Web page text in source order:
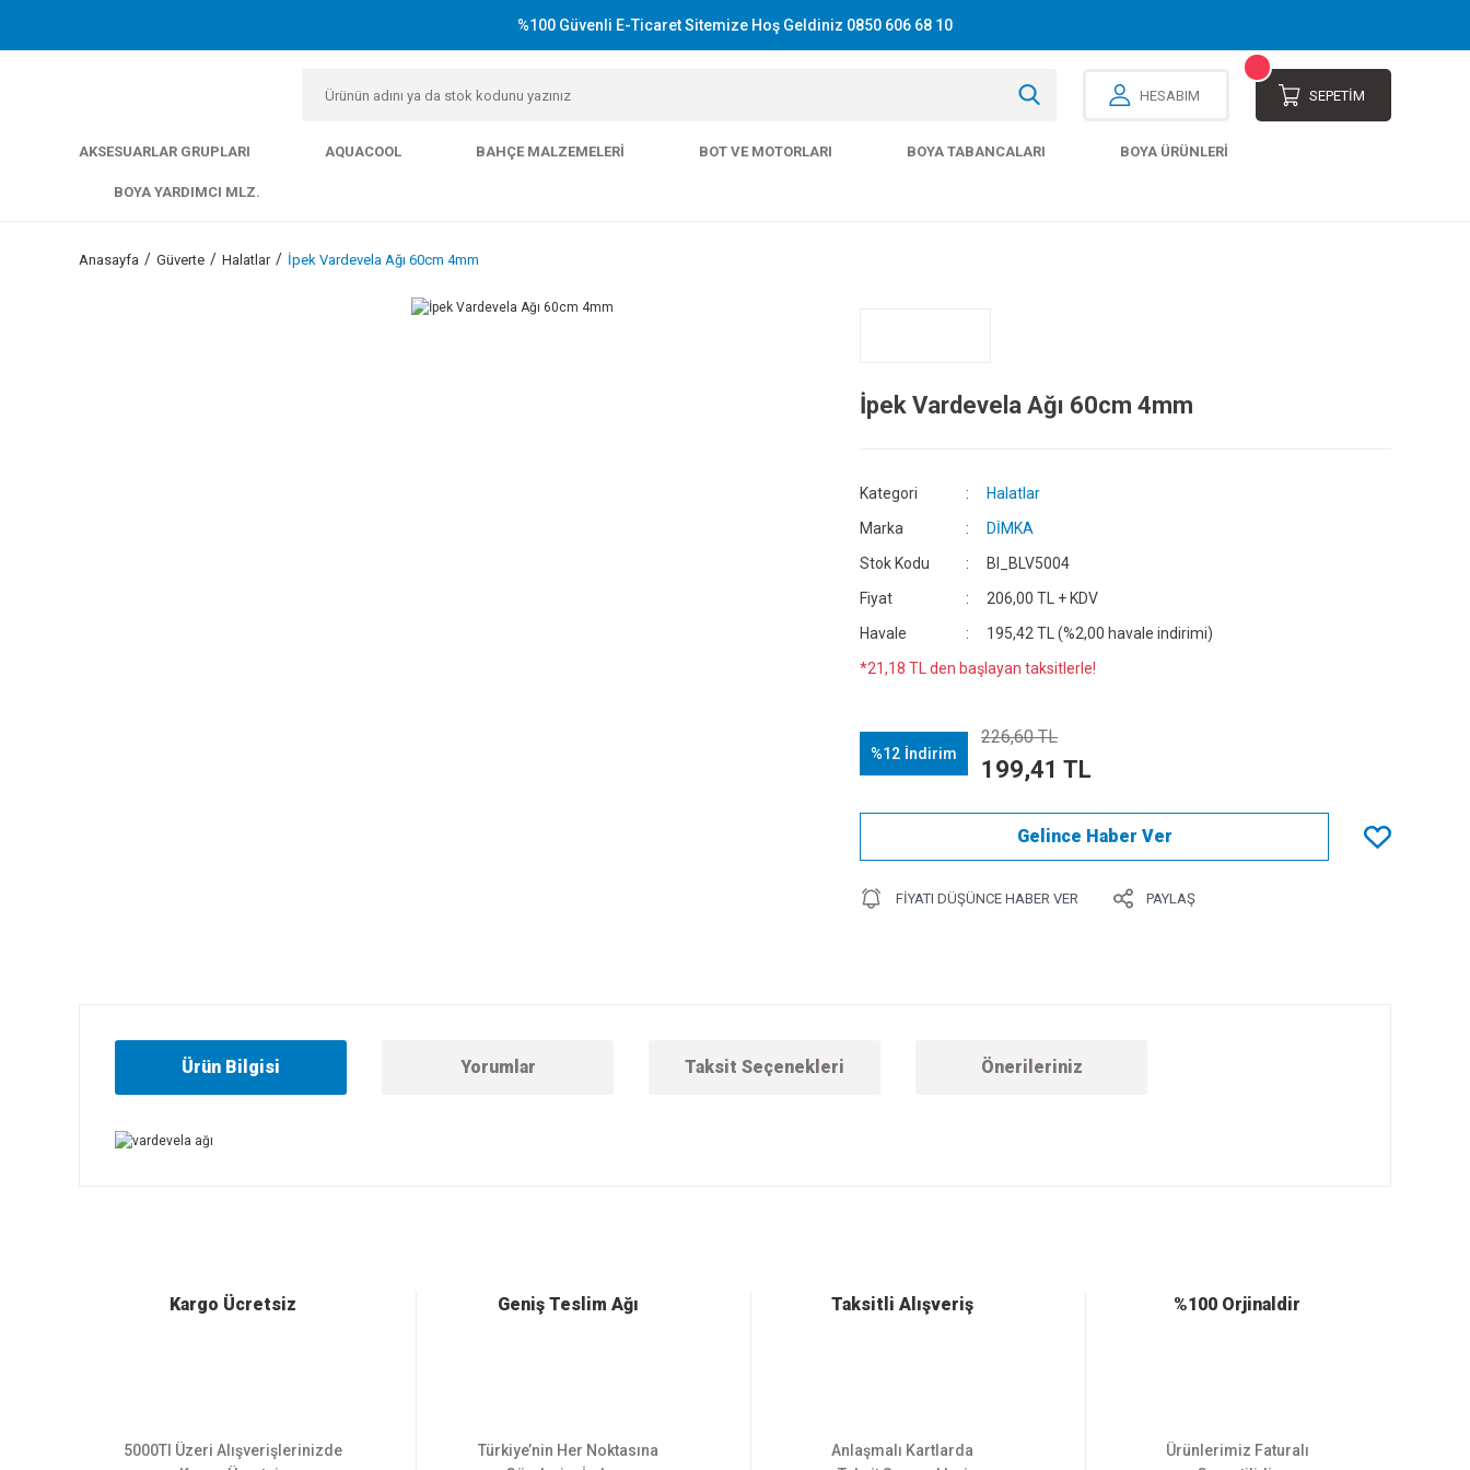
%100 Güvenli E-Ticaret Sitemize Hoş Geldiniz 0850 606 68 10
HESABIM SEPETİM
AKSESUARLAR GRUPLARI AQUACOOL BAHÇE MALZEMELERI BOT VE MOTORLARI BOYA TABANCALARI BOYA ÜRÜNLERI
BOYA YARDIMCI MLZ.
Anasayfa Güverte Halatlar İpek Vardevela Ağı 60cm 4mm
İpek Vardevela Ağı 60cm 4mm
Kategori
Halatlar
Marka
DİMKA
Stok Kodu
Bl_BLV5004
Fiyat
206,00 TL + KDV
Havale
195,42 TL (%2,00 havale indirimi)
*21,18 TL den başlayan taksitlerle!
%12 İndirim
226,60 TL
199,41 TL
Gelince Haber Ver
FIYATI DÜŞÜNCE HABER VER PAYLAŞ
Ürün Bilgisi Yorumlar Taksit Seçenekleri Önerileriniz
Ürün bilgilerinde hatalar bulunuyor.
Kargo Ücretsiz
5000Tl Üzeri Alışverişlerinizde
Geniş Teslim Ağı
Türkiye’nin Her Noktasına
Taksitli Alışveriş
Anlaşmalı Kartlarda
%100 Orjinaldir
Ürünlerimiz Faturalı